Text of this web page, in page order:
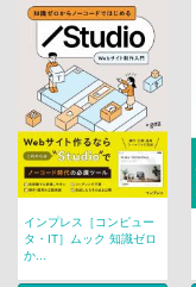
インプレス［コンピュー
タ・IT］ムック 知識ゼロ
か...